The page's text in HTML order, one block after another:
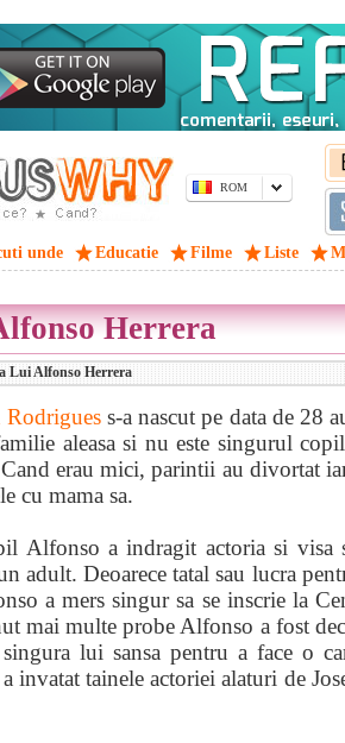
ROM
unde Educatie Filme Liste
Herrera
Lui Alfonso Herrera
s-a nascut pe data de 28
aleasa si nu este singurul
erau mici, parintii au divortat
cu mama sa.
Alfonso a indragit actoria si visa
adult. Deoarece tatal sau lucra
a mers singur sa se inscrie la
mai multe probe Alfonso a fost
lui sansa pentru a face o
a invatat tainele actoriei alaturi de